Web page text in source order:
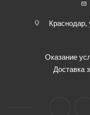
Краснодар,
Оказание
Доставка